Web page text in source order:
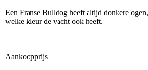
Een Franse Bulldog heeft altijd donkere ogen,
welke kleur de vacht ook heeft.
Aankoopprijs